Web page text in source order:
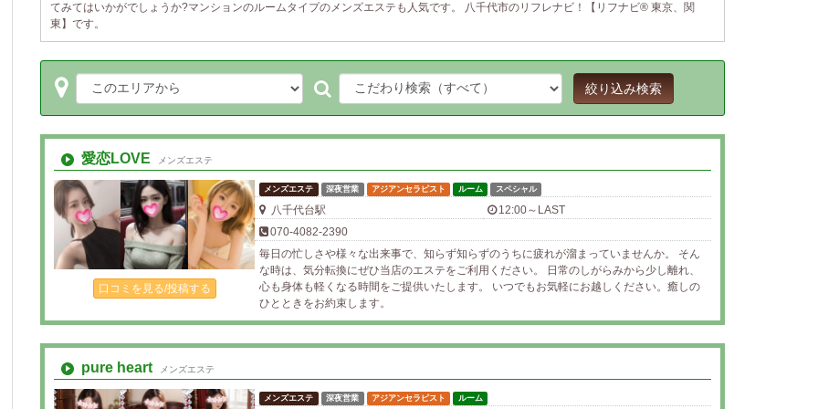
てみてはいかがでしょうか?マンションのルームタイプのメンズエステも人気です。 八千代市のリフレナビ！【リフナビ® 東京、関
東】です。
絞り込み検索
愛恋LOVE メンズエステ
口コミを見る/投稿する
メンズエステ 深夜営業 アジアンセラピスト ルーム スペシャル
八千代台駅
12:00～LAST
070-4082-2390
毎日の忙しさや様々な出来事で、知らず知らずのうちに疲れが溜まっていませんか。 そん
な時は、気分転換にぜひ当店のエステをご利用ください。 日常のしがらみから少し離れ、
心も身体も軽くなる時間をご提供いたします。 いつでもお気軽にお越しください。癒しの
ひとときをお約束します。
pure heart メンズエステ
メンズエステ 深夜営業 アジアンセラピスト ルーム